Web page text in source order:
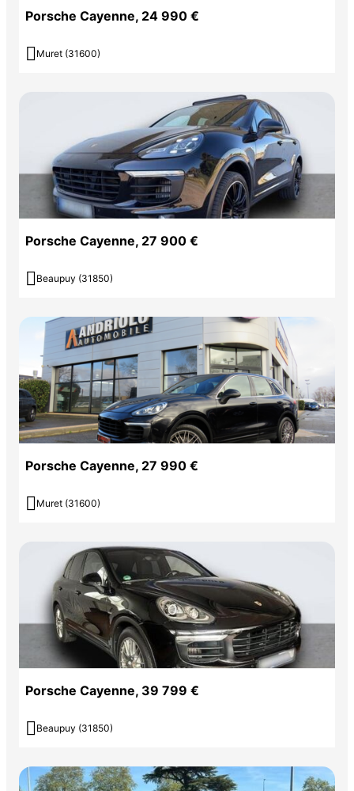
Porsche Cayenne, 24 990 €
 Muret (31600)
Porsche Cayenne, 27 900 €
 Beaupuy (31850)
Porsche Cayenne, 27 990 €
 Muret (31600)
Porsche Cayenne, 39 799 €
 Beaupuy (31850)